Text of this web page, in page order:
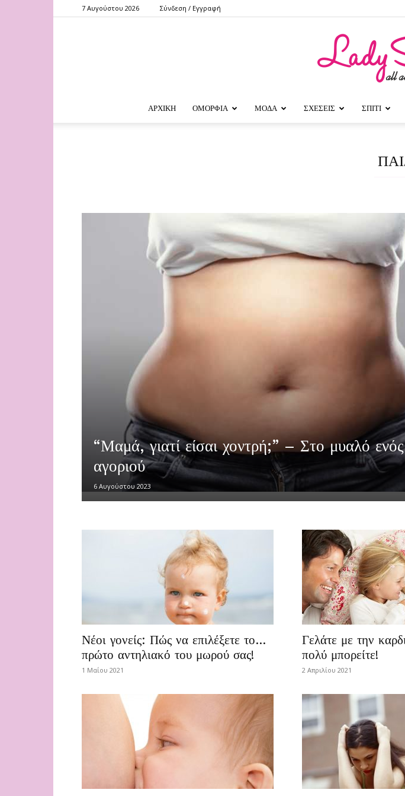
7 Αυγούστου 2026 Σύνδεση / Εγγραφή
ΑΡΧΙΚΗ ΟΜΟΡΦΙΑ ΜΟΔΑ ΣΧΕΣΕΙΣ ΣΠΙΤΙ
“Μαμά, γιατί είσαι χοντρή;” – Στο μυαλό ενός
αγοριού
6 Αυγούστου 2023
Νέοι γονείς: Πώς να επιλέξετε το…
πρώτο αντηλιακό του μωρού σας!
1 Μαΐου 2021
Γελάτε με την
πολύ μπορείτε!
2 Απριλίου 2021